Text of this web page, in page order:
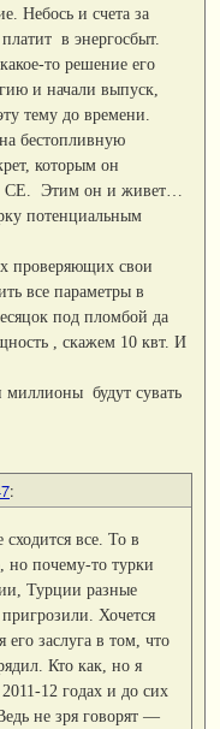
Небось и счета за
в энергосбыт.
то решение его
и начали выпуск,
тему до времени.
бестопливную
которым он
СЕ. Этим он и живет…
потенциальным
проверяющих свои
все параметры в
под пломбой да
, скажем 10 квт. И
миллионы будут сувать
:
все. То в
но почему-то турки
Турции разные
Хочется
его заслуга в том, что
Кто как, но я
12 годах и до сих
не зря говорят —